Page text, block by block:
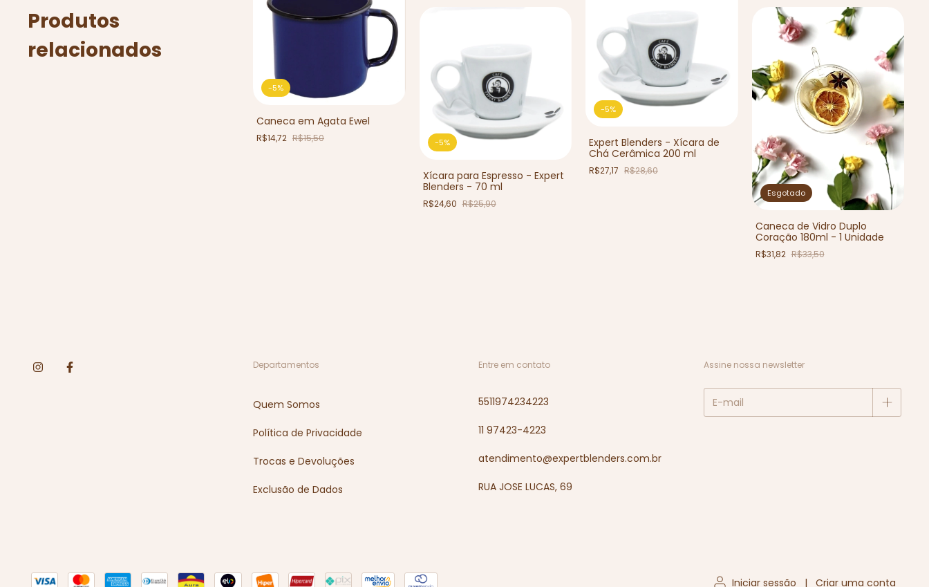
Produtos
relacionados
-5%
Caneca em Agata Ewel
R$14,72 R$15,50 -5%
Xícara para Espresso - Expert
Blenders - 70 ml
R$24,60 R$25,90
-5%
Expert Blenders - Xícara de
Chá Cerâmica 200 ml
R$27,17 R$28,60
Esgotado
Caneca de Vidro Duplo
Coração 180ml - 1 Unidade
R$31,82 R$33,50
Departamentos
Quem Somos
Política de Privacidade
Trocas e Devoluções
Exclusão de Dados
Entre em contato
5511974234223
11 97423-4223
atendimento@expertblenders.com.br
RUA JOSE LUCAS, 69
Assine nossa newsletter
Iniciar sessão | Criar uma conta